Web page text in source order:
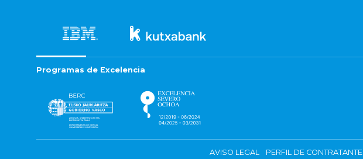
Programas de Excelencia
AVISO LEGAL PERFIL DE CONTRATANTE